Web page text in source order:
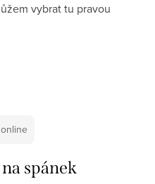
vybrat tu pravou
spánek